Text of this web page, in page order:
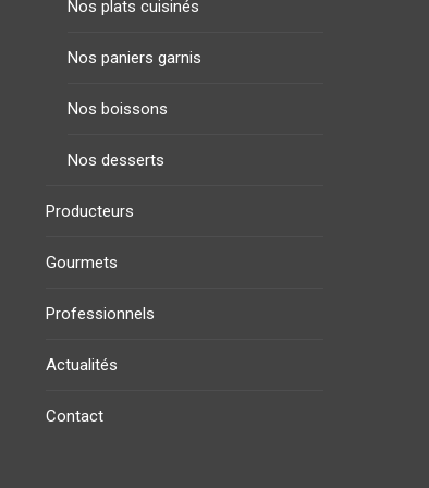
Nos plats cuisinés
Nos paniers garnis
Nos boissons
Nos desserts
Producteurs
Gourmets
Professionnels
Actualités
Contact